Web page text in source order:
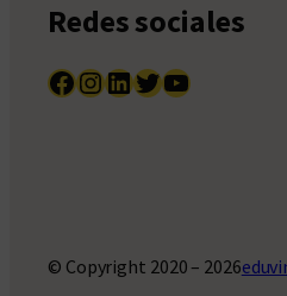
Redes sociales
Facebook InstagramLinkedIn Twitter YouTube
© Copyright 2020 – 2026